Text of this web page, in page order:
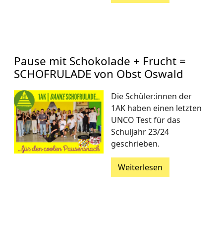
Pause mit Schokolade + Frucht =
SCHOFRULADE von Obst Oswald
Die Schüler:innen der
1AK haben einen letzten
UNCO Test für das
Schuljahr 23/24
geschrieben.
Weiterlesen